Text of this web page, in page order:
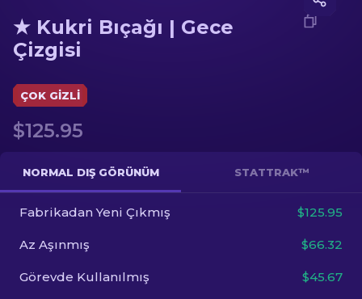
Dürbünlü Tüfek
Eldiven
Diğer
TR
★ Kukri Bıçağı | Gece
Çizgisi
ÇOK GIZLI
$125.95
NORMAL DIŞ GÖRÜNÜM STATTRAK™
Fabrikadan Yeni Çıkmış $125.95
Az Aşınmış $66.32
Görevde Kullanılmış $45.67